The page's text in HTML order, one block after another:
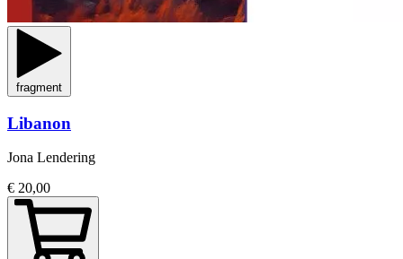
fragment
Libanon
Jona Lendering
€ 20,00